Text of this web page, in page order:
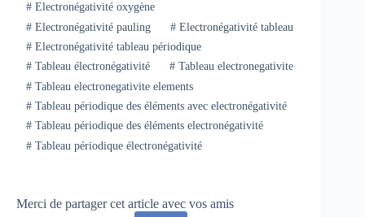
#Electronégativité oxygène
#Electronégativité pauling #Electronégativité tableau
#Electronégativité tableau périodique
#Tableau électronégativité #Tableau electronegativite
#Tableau electronegativite elements
#Tableau périodique des éléments avec electronégativité
#Tableau périodique des éléments electronégativité
#Tableau périodique électronégativité
Merci de partager cet article avec vos amis